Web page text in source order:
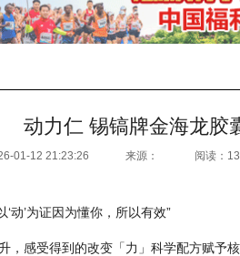
动力仁 锡镐牌金海龙胶
01-12 21:23:26 来源： 阅读：
‘动’为证因为懂你，所以有效”
，感受得到的改变「力」科学配方赋予